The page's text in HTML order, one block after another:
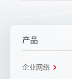
产品
企业网络